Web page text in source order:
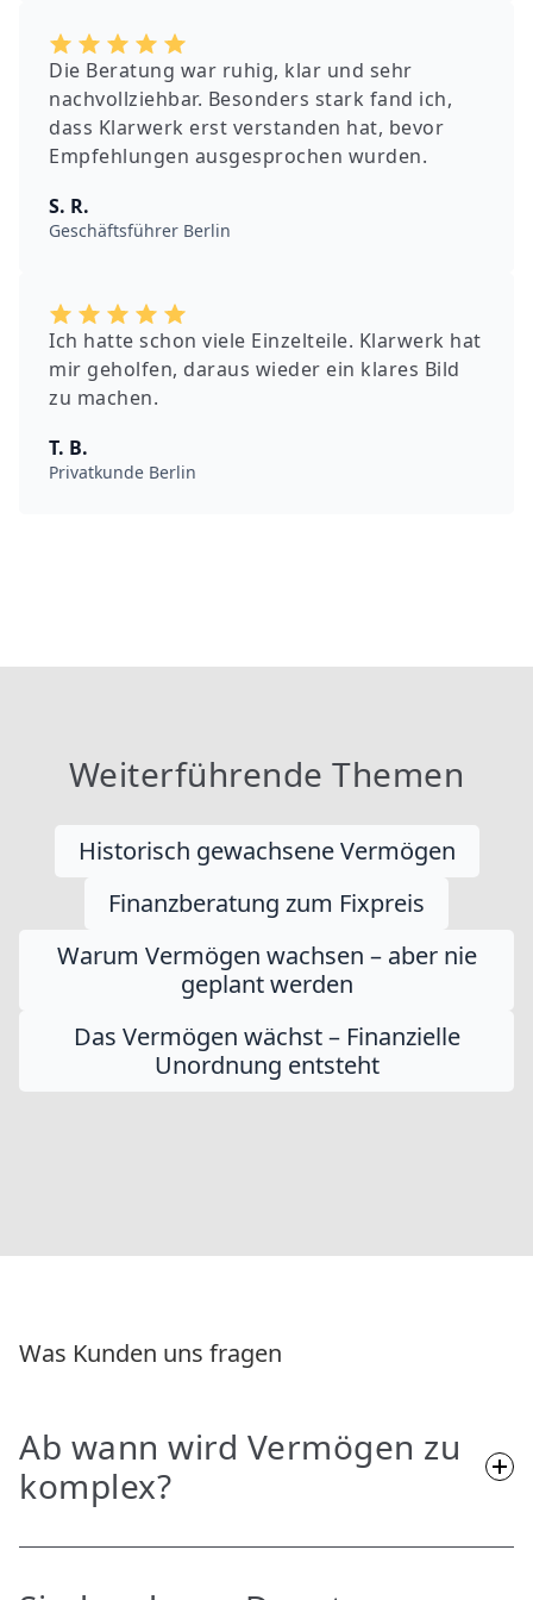
Die Beratung war ruhig, klar und sehr
nachvollziehbar. Besonders stark fand ich,
dass Klarwerk erst verstanden hat, bevor
Empfehlungen ausgesprochen wurden.
S. R.
Geschäftsführer Berlin
Ich hatte schon viele Einzelteile. Klarwerk hat
mir geholfen, daraus wieder ein klares Bild
zu machen.
T. B.
Privatkunde Berlin
Weiterführende Themen
Historisch gewachsene Vermögen
Finanzberatung zum Fixpreis
Warum Vermögen wachsen – aber nie
geplant werden
Das Vermögen wächst – Finanzielle
Unordnung entsteht
Was Kunden uns fragen
Ab wann wird Vermögen zu
komplex?
Überblick fehlt und Zusammenhänge unklar